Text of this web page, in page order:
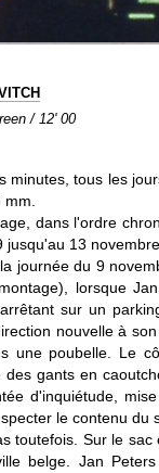
/ 12' 00
minutes, tous les
dans l'ordre
13
journée du 9
lorsque
sur un
nouvelle à
une poubelle. Le
gants en
d'inquiétude,
le contenu du
toutefois. Sur le sac
belge. Jan